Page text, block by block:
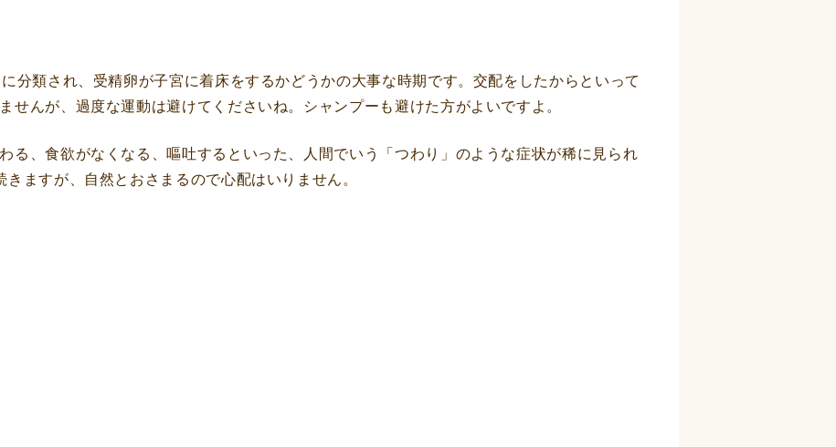
分類され、受精卵が子宮に着床をするかどうかの大事な時期です。交配をしたからといって
せんが、過度な運動は避けてくださいね。シャンプーも避けた方がよいですよ。
る、食欲がなくなる、嘔吐するといった、人間でいう「つわり」のような症状が稀に見られ
ますが、自然とおさまるので心配はいりません。